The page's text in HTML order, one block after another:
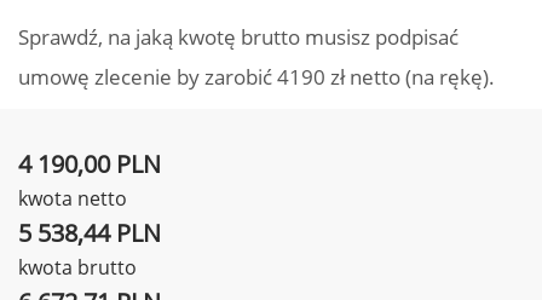
Sprawdź, na jaką kwotę brutto musisz podpisać
umowę zlecenie by zarobić 4190 zł netto (na rękę).
4 190,00 PLN
kwota netto
5 538,44 PLN
kwota brutto